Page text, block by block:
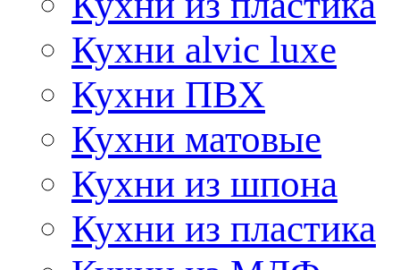
Кухни alvic luxe
Кухни ПВХ
Кухни матовые
Кухни из шпона
Кухни из пластика